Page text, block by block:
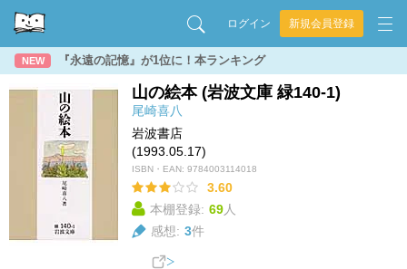
ログイン 新規会員登録
NEW 『永遠の記憶』が1位に！本ランキング
山の絵本 (岩波文庫 緑140-1)
尾崎喜八
岩波書店
(1993.05.17)
ISBN・EAN: 9784003114018
3.60
本棚登録: 69人
感想: 3件